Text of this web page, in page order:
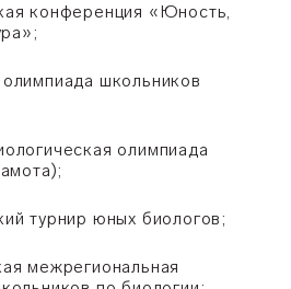
конференция «Юность,
»;
школьников
олимпиада
турнир юных биологов;
межрегиональная